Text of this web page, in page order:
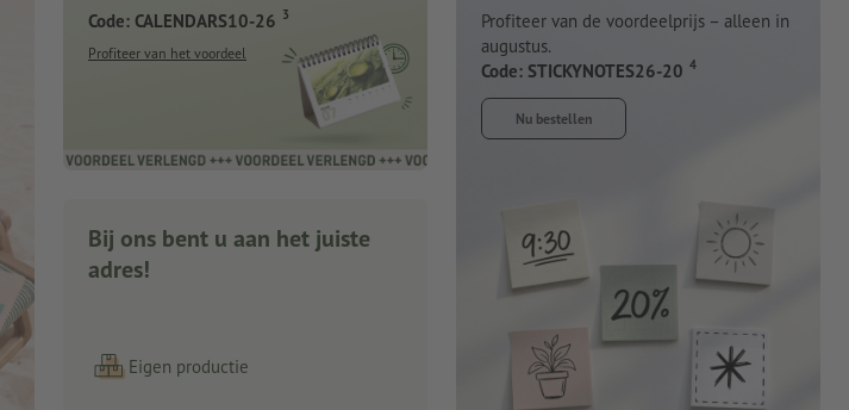
Code: CALENDARS10-26 3
Profiteer van het voordeel
Bij ons bent u aan het juiste
adres!
Eigen productie
Profiteer van de voordeelprijs – alleen in
augustus.
Code: STICKYNOTES26-20 4
Nu bestellen